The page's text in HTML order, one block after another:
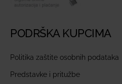
PODRŠKA KUPCIMA
Politika zaštite osobnih podataka
Predstavke i pritužbe